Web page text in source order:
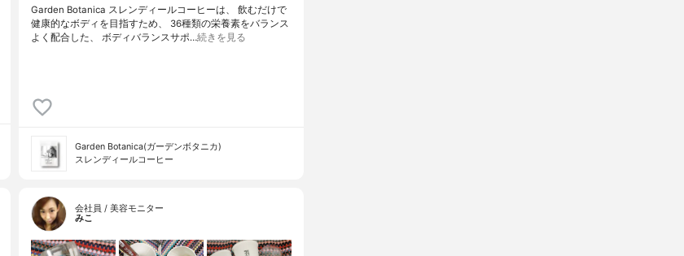
Garden Botanica スレンディールコーヒーは、 飲むだけで
健康的なボディを目指すため、 36種類の栄養素をバランス
よく配合した、 ボディバランスサポ…続きを見る
Garden Botanica(ガーデンボタニカ)
スレンディールコーヒー
会社員 / 美容モニター
みこ